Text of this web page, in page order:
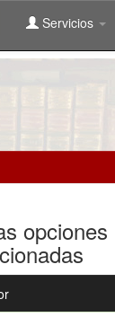
Servicios
opciones